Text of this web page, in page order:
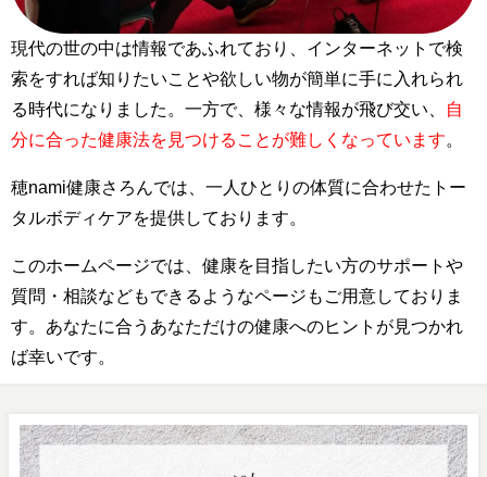
現代の世の中は情報であふれており、インターネットで検
索をすれば知りたいことや欲しい物が簡単に手に入れられ
る時代になりました。一方で、様々な情報が飛び交い、
自
分に合った健康法を見つけることが難しくなっています。
穂nami健康さろんでは、一人ひとりの体質に合わせたトー
タルボディケアを提供しております。
このホームページでは、健康を目指したい方のサポートや
質問・相談などもできるようなページもご用意しておりま
す。あなたに合うあなただけの健康へのヒントが見つかれ
ば幸いです。